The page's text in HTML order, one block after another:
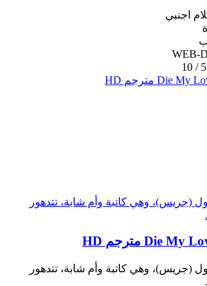
اجنبي
WEB-
(جريس)، وهي كاتبة وأم شابة، تتدهور
(جريس)، وهي كاتبة وأم شابة، تتدهور